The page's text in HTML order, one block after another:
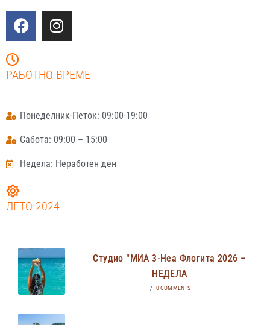
РАБОТНО ВРЕМЕ
Понеделник-Петок: 09:00-19:00
Сабота: 09:00 – 15:00
Недела: Неработен ден
ЛЕТО 2024
Студио “МИА 3-Неа Флогита 2026 –
НЕДЕЛА
/ 0 COMMENTS